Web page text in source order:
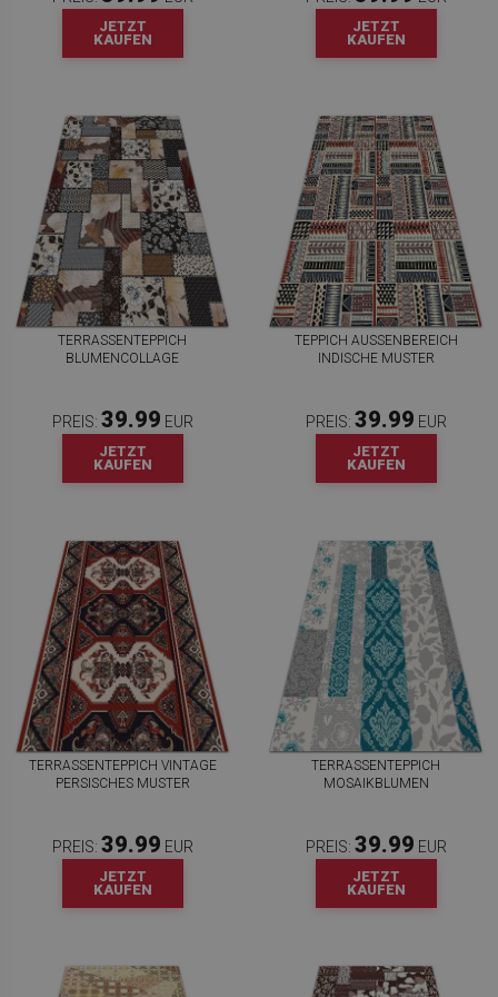
JETZT
KAUFEN
JETZT
KAUFEN
TERRASSENTEPPICH
BLUMENCOLLAGE
PREIS: 39.99 EUR
JETZT
KAUFEN
TEPPICH AUSSENBEREICH I
NDISCHE MUSTER
PREIS: 39.99 EUR
JETZT
KAUFEN
TERRASSENTEPPICH VINTAGE
PERSISCHES MUSTER
PREIS: 39.99 EUR
JETZT
KAUFEN
TERRASSENTEPPICH
MOSAIKBLUMEN
PREIS: 39.99 EUR
JETZT
KAUFEN